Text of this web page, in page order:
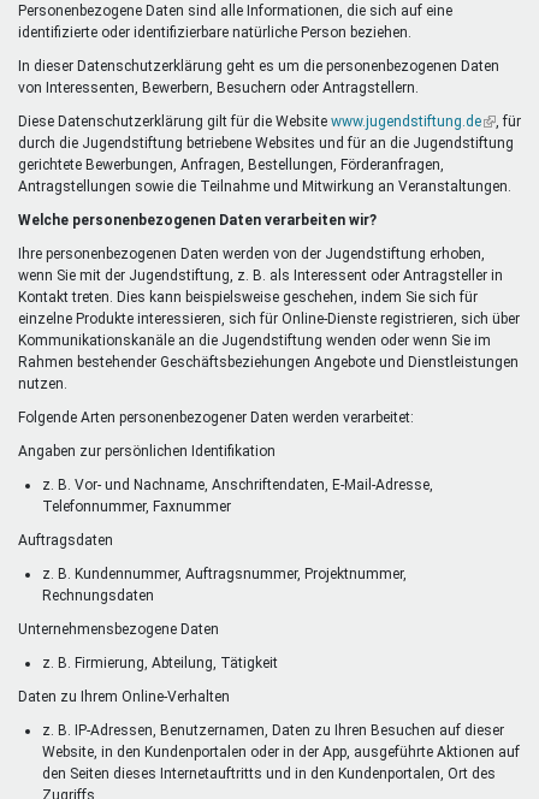
Personenbezogene Daten sind alle Informationen, die sich auf eine
identifizierte oder identifizierbare natürliche Person beziehen.
In dieser Datenschutzerklärung geht es um die personenbezogenen Daten
von Interessenten, Bewerbern, Besuchern oder Antragstellern.
Diese Datenschutzerklärung gilt für die Website www.jugendstiftung.de(Link
ist
, für
durch die Jugendstiftung betriebene Websites und für an die Jugendstiftung
gerichtete Bewerbungen, Anfragen, Bestellungen, Förderanfragen,
Antragstellungen sowie die Teilnahme und Mitwirkung an Veranstaltungen.
Welche personenbezogenen Daten verarbeiten wir?
Ihre personenbezogenen Daten werden von der Jugendstiftung erhoben,
wenn Sie mit der Jugendstiftung, z. B. als Interessent oder Antragsteller in
Kontakt treten. Dies kann beispielsweise geschehen, indem Sie sich für
einzelne Produkte interessieren, sich für Online-Dienste registrieren, sich über
Kommunikationskanäle an die Jugendstiftung wenden oder wenn Sie im
Rahmen bestehender Geschäftsbeziehungen Angebote und Dienstleistungen
nutzen.
Folgende Arten personenbezogener Daten werden verarbeitet:
Angaben zur persönlichen Identifikation
z. B. Vor- und Nachname, Anschriftendaten, E-Mail-Adresse,
Telefonnummer, Faxnummer
Auftragsdaten
z. B. Kundennummer, Auftragsnummer, Projektnummer,
Rechnungsdaten
Unternehmensbezogene Daten
z. B. Firmierung, Abteilung, Tätigkeit
Daten zu Ihrem Online-Verhalten
z. B. IP-Adressen, Benutzernamen, Daten zu Ihren Besuchen auf dieser
Website, in den Kundenportalen oder in der App, ausgeführte Aktionen auf
den Seiten dieses Internetauftritts und in den Kundenportalen, Ort des
Zugriffs